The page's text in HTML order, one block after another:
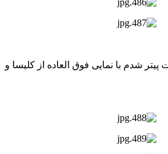
شدم با نمایی فوق العاده از کلیسا و